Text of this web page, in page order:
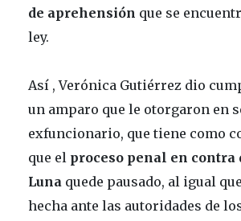
de aprehensión que se
ley.
Así , Verónica Gutiérrez dio
un amparo que le otorgaron en
exfuncionario, que tiene como
que el proceso penal en contra
Luna quede pausado, al igual
hecha ante las autoridades de